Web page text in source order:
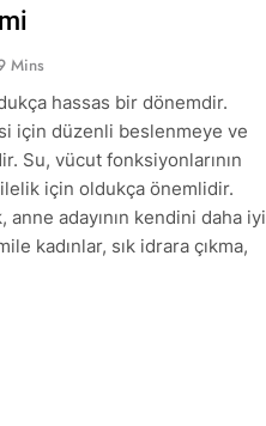
Mins
hassas bir dönemdir.
için düzenli beslenmeye ve
Su, vücut fonksiyonlarının
için oldukça önemlidir.
adayının kendini daha iyi
kadınlar, sık idrara çıkma,